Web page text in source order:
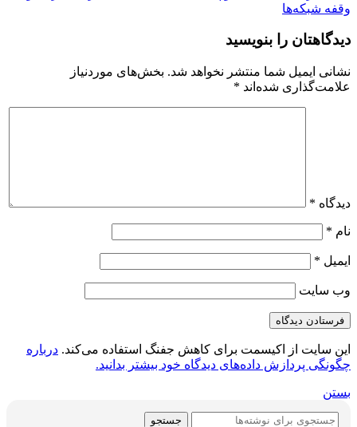
وقفه شبکه‌ها
دیدگاهتان را بنویسید
نشانی ایمیل شما منتشر نخواهد شد. بخش‌های موردنیاز
علامت‌گذاری شده‌اند *
دیدگاه *
نام *
ایمیل *
وب‌ سایت
این سایت از اکیسمت برای کاهش جفنگ استفاده می‌کند. درباره
چگونگی پردازش داده‌های دیدگاه خود بیشتر بدانید.
بستن
جستجو